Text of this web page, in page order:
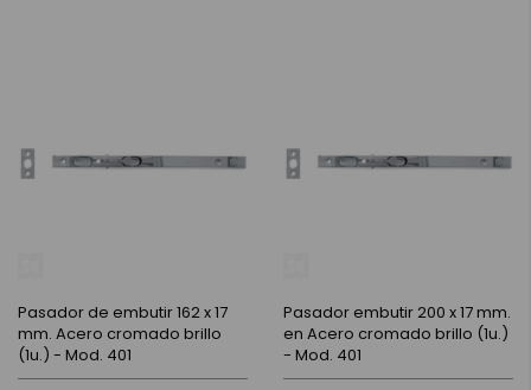
Pasador de embutir 162 x 17
mm. Acero cromado brillo
(1u.) - Mod. 401
Pasador embutir 200 x 17 mm.
en Acero cromado brillo (1u.)
- Mod. 401